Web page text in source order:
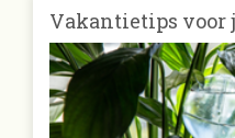
Vakantietips voor